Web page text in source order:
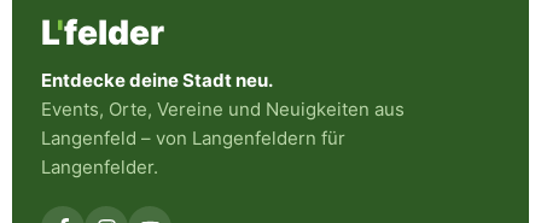
L'felder
Entdecke deine Stadt neu.
Events, Orte, Vereine und Neuigkeiten aus
Langenfeld – von Langenfeldern für
Langenfelder.